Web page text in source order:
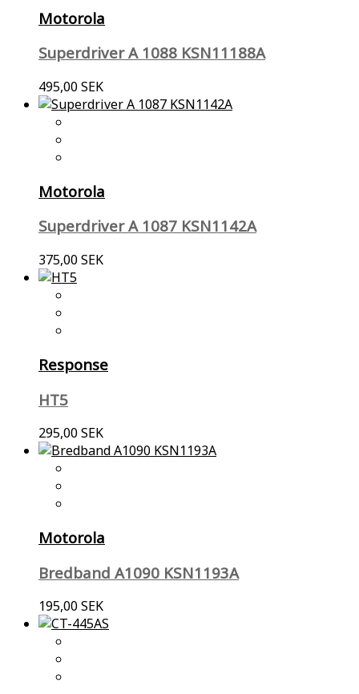
Motorola
Superdriver A 1088 KSN11188A
495,00 SEK
Motorola
Superdriver A 1087 KSN1142A
375,00 SEK
Response
HT5
295,00 SEK
Motorola
Bredband A1090 KSN1193A
195,00 SEK